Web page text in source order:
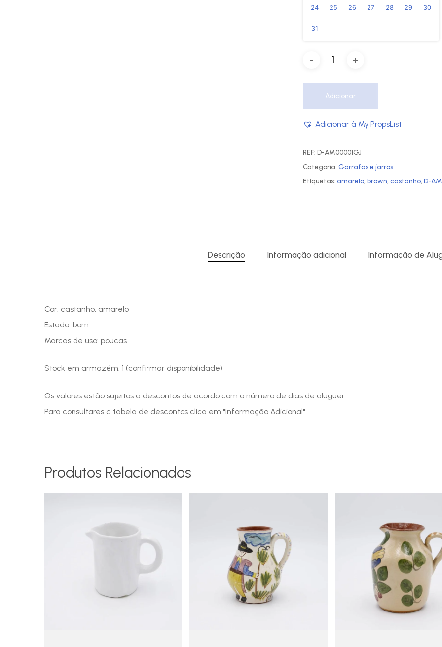
24 25 26 27 28 29 30
31
Adicionar
Adicionar à My PropsList
REF: D-AM00001GJ
Categoria: Garrafas e jarros
Etiquetas: amarelo, brown, castanho, D-
Descrição Informação adicional Informação de
Cor: castanho, amarelo
Estado: bom
Marcas de uso: poucas
Stock em armazém: 1 (confirmar disponibilidade)
Os valores estão sujeitos a descontos de acordo com o número de dias de aluguer
Para consultares a tabela de descontos clica em "Informação Adicional"
Produtos Relacionados